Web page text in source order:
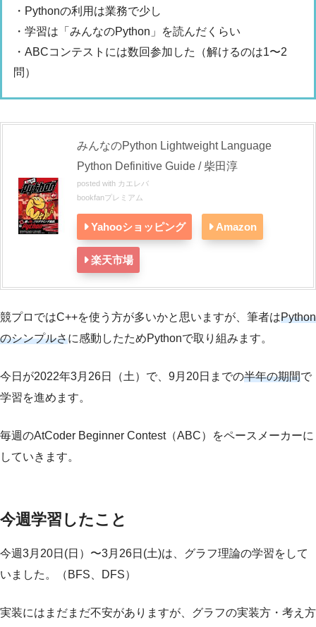
・Pythonの利用は業務で少し
・学習は「みんなのPython」を読んだくらい
・ABCコンテストには数回参加した（解けるのは1〜2
問）
みんなのPython Lightweight Language
Python Definitive Guide / 柴田淳
posted with カエレバ
bookfanプレミアム
Yahooショッピング Amazon
楽天市場
競プロではC++を使う方が多いかと思いますが、筆者はPython
のシンプルさに感動したためPythonで取り組みます。
今日が2022年3月26日（土）で、9月20日までの半年の期間で
学習を進めます。
毎週のAtCoder Beginner Contest（ABC）をペースメーカーに
していきます。
今週学習したこと
今週3月20日(日）〜3月26日(土)は、グラフ理論の学習をして
いました。（BFS、DFS）
実装にはまだまだ不安がありますが、グラフの実装方・考え方